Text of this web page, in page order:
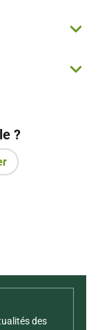
?
fenêtre)
(nouvelle
WhatsApp
par mail
des